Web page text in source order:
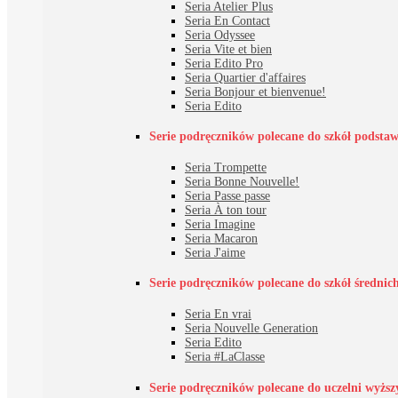
Seria Atelier Plus
Seria En Contact
Seria Odyssee
Seria Vite et bien
Seria Edito Pro
Seria Quartier d'affaires
Seria Bonjour et bienvenue!
Seria Edito
Serie podręczników polecane do szkół
Seria Trompette
Seria Bonne Nouvelle!
Seria Passe passe
Seria À ton tour
Seria Imagine
Seria Macaron
Seria J'aime
Serie podręczników polecane do szkół
Seria En vrai
Seria Nouvelle Generation
Seria Edito
Seria #LaClasse
Serie podręczników polecane do uczelni